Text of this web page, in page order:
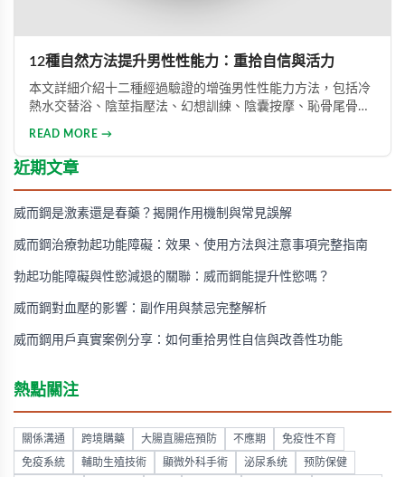
12種自然方法提升男性性能力：重拾自信與活力
本文詳細介紹十二種經過驗證的增強男性性能力方法，包括冷
熱水交替浴、陰莖指壓法、幻想訓練、陰囊按摩、恥骨尾骨肌
合適當的營養補充，一個月內即可感受到明顯的改善效果。
READ MORE →
近期文章
威而鋼是激素還是春藥？揭開作用機制與常見誤解
威而鋼治療勃起功能障礙：效果、使用方法與注意事項完整指南
勃起功能障礙與性慾減退的關聯：威而鋼能提升性慾嗎？
威而鋼對血壓的影響：副作用與禁忌完整解析
威而鋼用戶真實案例分享：如何重拾男性自信與改善性功能
熱點關注
關係溝通 跨境購藥 大腸直腸癌預防 不應期 免疫性不育
免疫系統 輔助生殖技術 顯微外科手術 泌尿系统 预防保健